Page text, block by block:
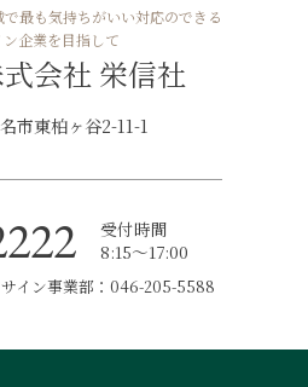
で最も気持ちがいい対応のできる
ン企業を目指して
会社 栄信社
市東柏ヶ谷2-11-1
受付時間
8:15～17:00
イン事業部：046-205-5588